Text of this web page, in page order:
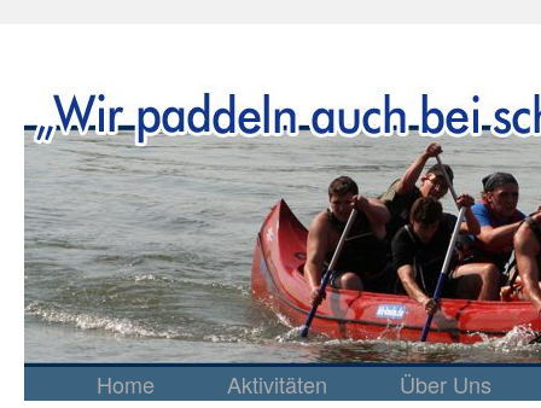
SpringeHome Aktivitäten Über Uns